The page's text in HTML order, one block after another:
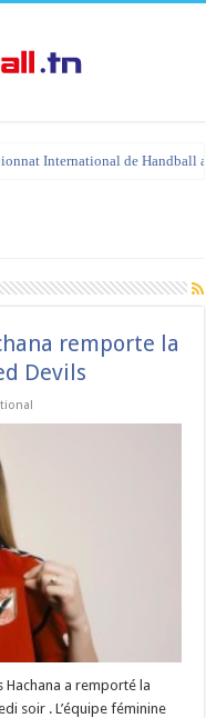
et liste des joueurs
remporte la
Devils
Hachana a remporté la
soir . L’équipe féminine